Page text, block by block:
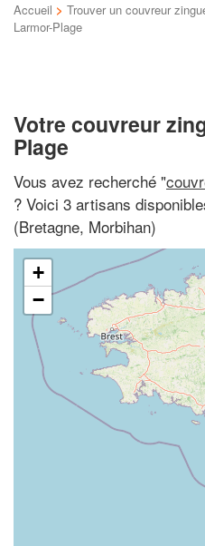
Accueil > Trouver un couvreur
Larmor-Plage
Votre couvreur
Plage
Vous avez recherché "
? Voici 3 artisans
(Bretagne, Morbihan)
+
−